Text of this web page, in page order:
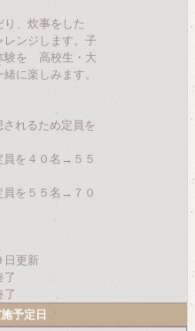
、炊事をした
レンジします。子
験を 高校生・大
に楽しみます。
れるため定員を
を４０名→５５
を５５名→７０
更新
了
予定日